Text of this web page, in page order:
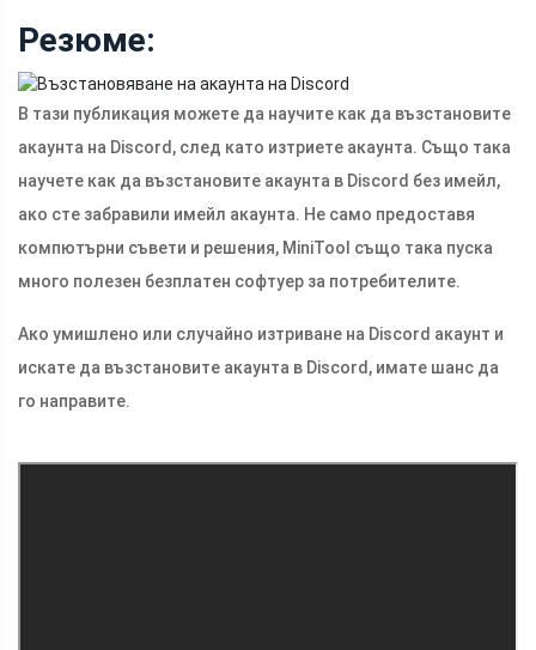
Резюме:
В тази публикация можете да научите как да възстановите
акаунта на Discord, след като изтриете акаунта. Също така
научете как да възстановите акаунта в Discord без имейл,
ако сте забравили имейл акаунта. Не само предоставя
компютърни съвети и решения, MiniTool също така пуска
много полезен безплатен софтуер за потребителите.
Ако умишлено или случайно изтриване на Discord акаунт и
искате да възстановите акаунта в Discord, имате шанс да
го направите.